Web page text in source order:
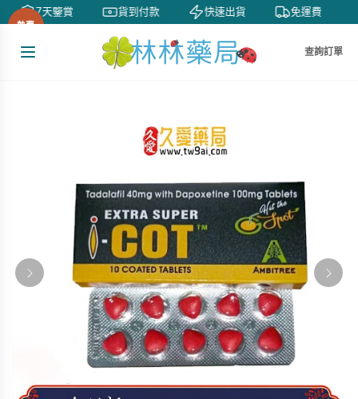
7天鑒賞 貨到付款 快速出貨 免運費
查詢訂單
熱賣